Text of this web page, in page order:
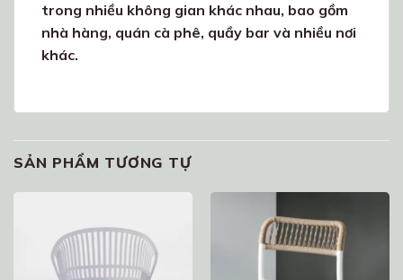
trong nhiều không gian khác nhau, bao gồm
nhà hàng, quán cà phê, quầy bar và nhiều nơi
khác.
SẢN PHẨM TƯƠNG TỰ